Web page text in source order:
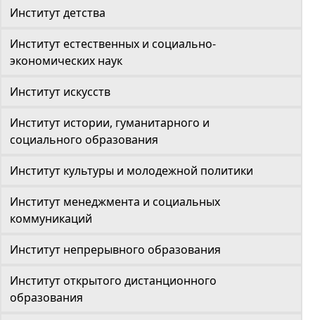
Институт детства
Институт естественных и социально-
экономических наук
Институт искусств
Институт истории, гуманитарного и
социального образования
Институт культуры и молодежной политики
Институт менеджмента и социальных
коммуникаций
Институт непрерывного образования
Институт открытого дистанционного
образования